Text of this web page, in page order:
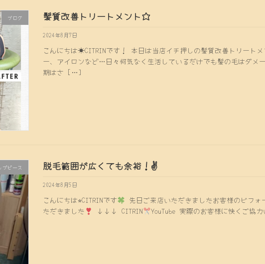
ブログ 髪質改善トリートメント☆
2024年8月7日
こんにちは☀CITRINです！ 本日は当店イチ押しの髪質改善トリー
ー、アイロンなど…日々何気なく生活しているだけでも髪の毛はダメ
期はさ […]
プピース 脱毛範囲が広くても余裕！✌️
2024年8月5日
こんにちは⭐︎CITRINです
先日ご来店いただきましたお客様のビフ
ただきました
↓↓↓ CITRIN YouTube 実際のお客様に快くご